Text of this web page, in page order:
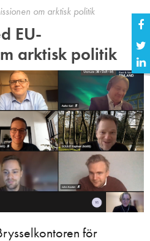
om arktisk politik
EU-
arktisk politik
för